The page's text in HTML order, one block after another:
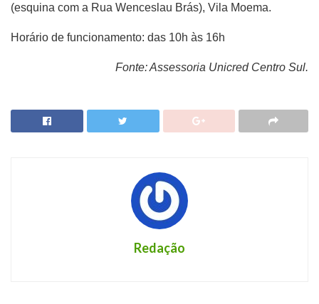
(esquina com a Rua Wenceslau Brás), Vila Moema.
Horário de funcionamento: das 10h às 16h
Fonte: Assessoria Unicred Centro Sul.
Redação